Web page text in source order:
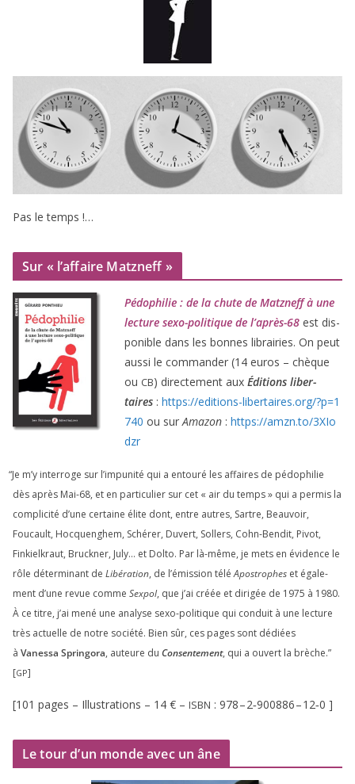
Pas le temps !…
Sur « l’affaire Matzneff »
Pédophilie : de la chute de Matzneff à une
lec­ture sexo-poli­tique de l’après-68 est dis­
po­nible dans les bonnes librai­ries. On peut
aus­si le com­man­der (14 euros – chèque
ou CB) direc­te­ment aux Éditions liber­
taires : https://​edi​tions​-liber​taires​.org/​?​p​=​1
740 ou surAmazon : https://​amzn​.to/​3​X​I​o​
dzr
“Je m’y inter­roge sur l’impunité qui a entou­ré les affaires de pédo­phi­lie
dès après Mai-68, et en par­ti­cu­lier sur cet « air du temps » qui a per­mis la
com­pli­ci­té d’une cer­taine élite dont, entre autres, Sartre, Beauvoir,
Foucault, Hocquenghem, Schérer, Duvert, Sollers, Cohn-Bendit, Pivot,
Finkielkraut, Bruckner, July… et Dolto. Par là-même, je mets en évi­dence le
rôle déter­mi­nant de Libération, de l’émission téléApostrophes et éga­le­
ment d’une revue comme Sexpol, que j’ai créée et diri­gée de 1975 à 1980.
À ce titre, j’ai mené une ana­lyse sexo-poli­tique qui conduit à une lec­ture
très actuelle de notre socié­té. Bien sûr, ces pages sont dédiées
à Vanessa Springora, auteure du Consentement, qui a ouvert la brèche.”
[GP]
[101 pages – Illustrations – 14 € – ISBN : 978–2‑900886–12‑0 ]
Le tour d’un monde avec un âne